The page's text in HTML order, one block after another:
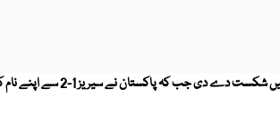
جب کہ پاکستان نے سیریز 1-2 سے اپنے نام کرلی۔